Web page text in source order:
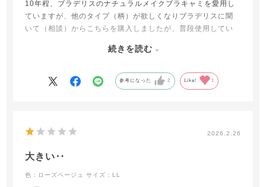
10年程、ブラデリスのナチュラルメイクブラキャミを愛用し
ていますが、他のタイプ（柄）が欲しくなりブラデリスに聞
いて（相談）からこちらを購入しましたが、普段使用してい
深め・お腹周りの補正弱いです。つけてる感がないのは一緒
じました。個人的にはナチュラルメイクブラキャミが優秀か
なと今回初めて他商品を購入してハッキリわかりました。ブ
ているブラキャミだけにしようと思います。
続きを読む
参考になった 2 Like! 1
2026.2.26
大きい‥
色：ローズベージュ サイズ：LL